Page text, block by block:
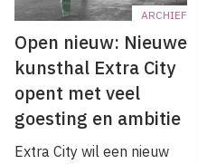
ARCHIEF
Open nieuw: Nieuwe
kunsthal Extra City
opent met veel
goesting en ambitie
Extra City wil een nieuw